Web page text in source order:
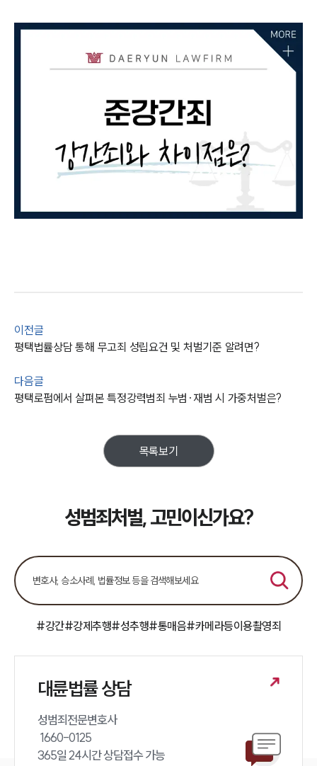
팀소개
팀소개
대륜의 강점
오시는 길
글로벌 파트너 로펌
통합검색
주요 업무사례
사례분석/최신동향
이전글
평택법률상담 통해 무고죄 성립요건 및 처벌기준 알려면?
다음글
평택로펌에서 살펴본 특정강력범죄 누범·재범 시 가중처벌은?
목록보기
성범죄처벌, 고민이신가요?
#강간#강제추행#성추행#통매음#카메라등이용촬영죄
대륜법률 상담
성범죄전문변호사
365일 24시간 상담접수 가능